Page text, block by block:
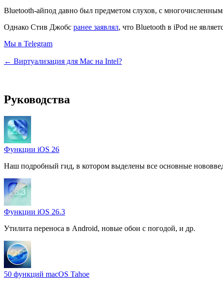
Bluetooth-айпод давно был предметом слухов, с
Однако Стив Джобс ранее заявлял, что Bluetooth в iPod не
Мы в Telegram
← Виртуализация для Mac на Intel?
Руководства
Функции iOS 26
Наш подробный гид, в котором выделены все основные
Функции iOS 26.3
Утилита переноса в Android, новые обои с погодой, и др.
50 функций macOS Tahoe